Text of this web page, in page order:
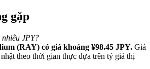
gặp
nhiêu JPY?
(RAY) có giá khoảng ¥98.45 JPY. Giá
theo thời gian thực dựa trên tỷ giá thị